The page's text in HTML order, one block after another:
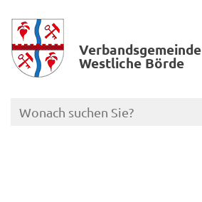
Verbands­gemeinde
Westliche Börde